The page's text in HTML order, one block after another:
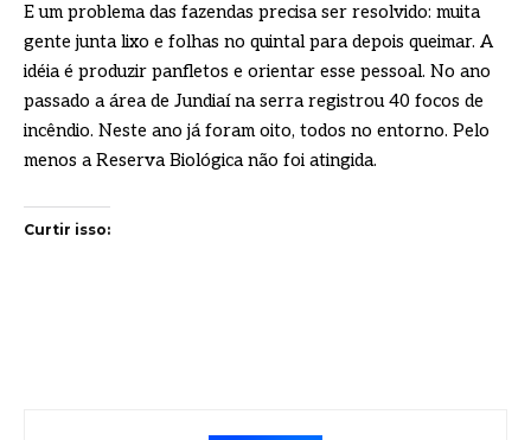
E um problema das fazendas precisa ser resolvido: muita
gente junta lixo e folhas no quintal para depois queimar. A
idéia é produzir panfletos e orientar esse pessoal. No ano
passado a área de Jundiaí na serra registrou 40 focos de
incêndio. Neste ano já foram oito, todos no entorno. Pelo
menos a Reserva Biológica não foi atingida.
Curtir isso: